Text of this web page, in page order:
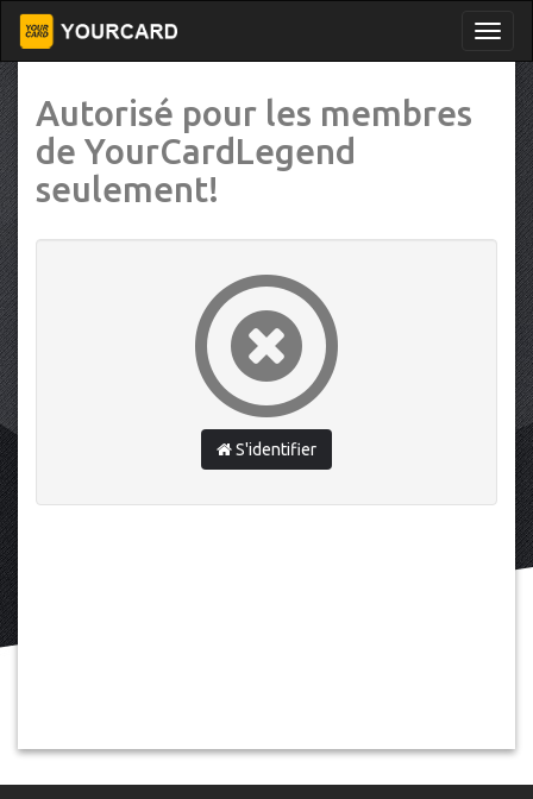
Autorisé pour les membres
de YourCardLegend
seulement!
S'identifier